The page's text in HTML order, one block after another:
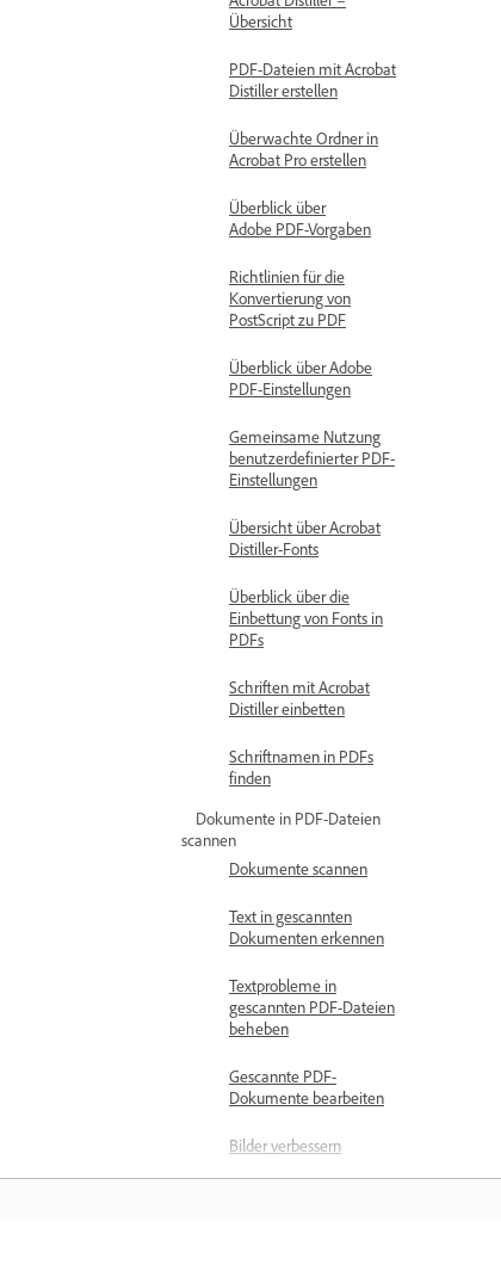
Übersicht
PDF-Dateien mit Acrobat
Distiller erstellen
Überwachte Ordner in
Acrobat Pro erstellen
Überblick über
Adobe PDF-Vorgaben
Richtlinien für die
Konvertierung von
PostScript zu PDF
Überblick über Adobe
PDF-Einstellungen
Gemeinsame Nutzung
benutzerdefinierter PDF-
Einstellungen
Übersicht über Acrobat
Distiller-Fonts
Überblick über die
Einbettung von Fonts in
PDFs
Schriften mit Acrobat
Distiller einbetten
Schriftnamen in PDFs
finden
Dokumente in PDF-Dateien
scannen
Dokumente scannen
Text in gescannten
Dokumenten erkennen
Textprobleme in
gescannten PDF-Dateien
beheben
Gescannte PDF-
Dokumente bearbeiten
Bilder verbessern